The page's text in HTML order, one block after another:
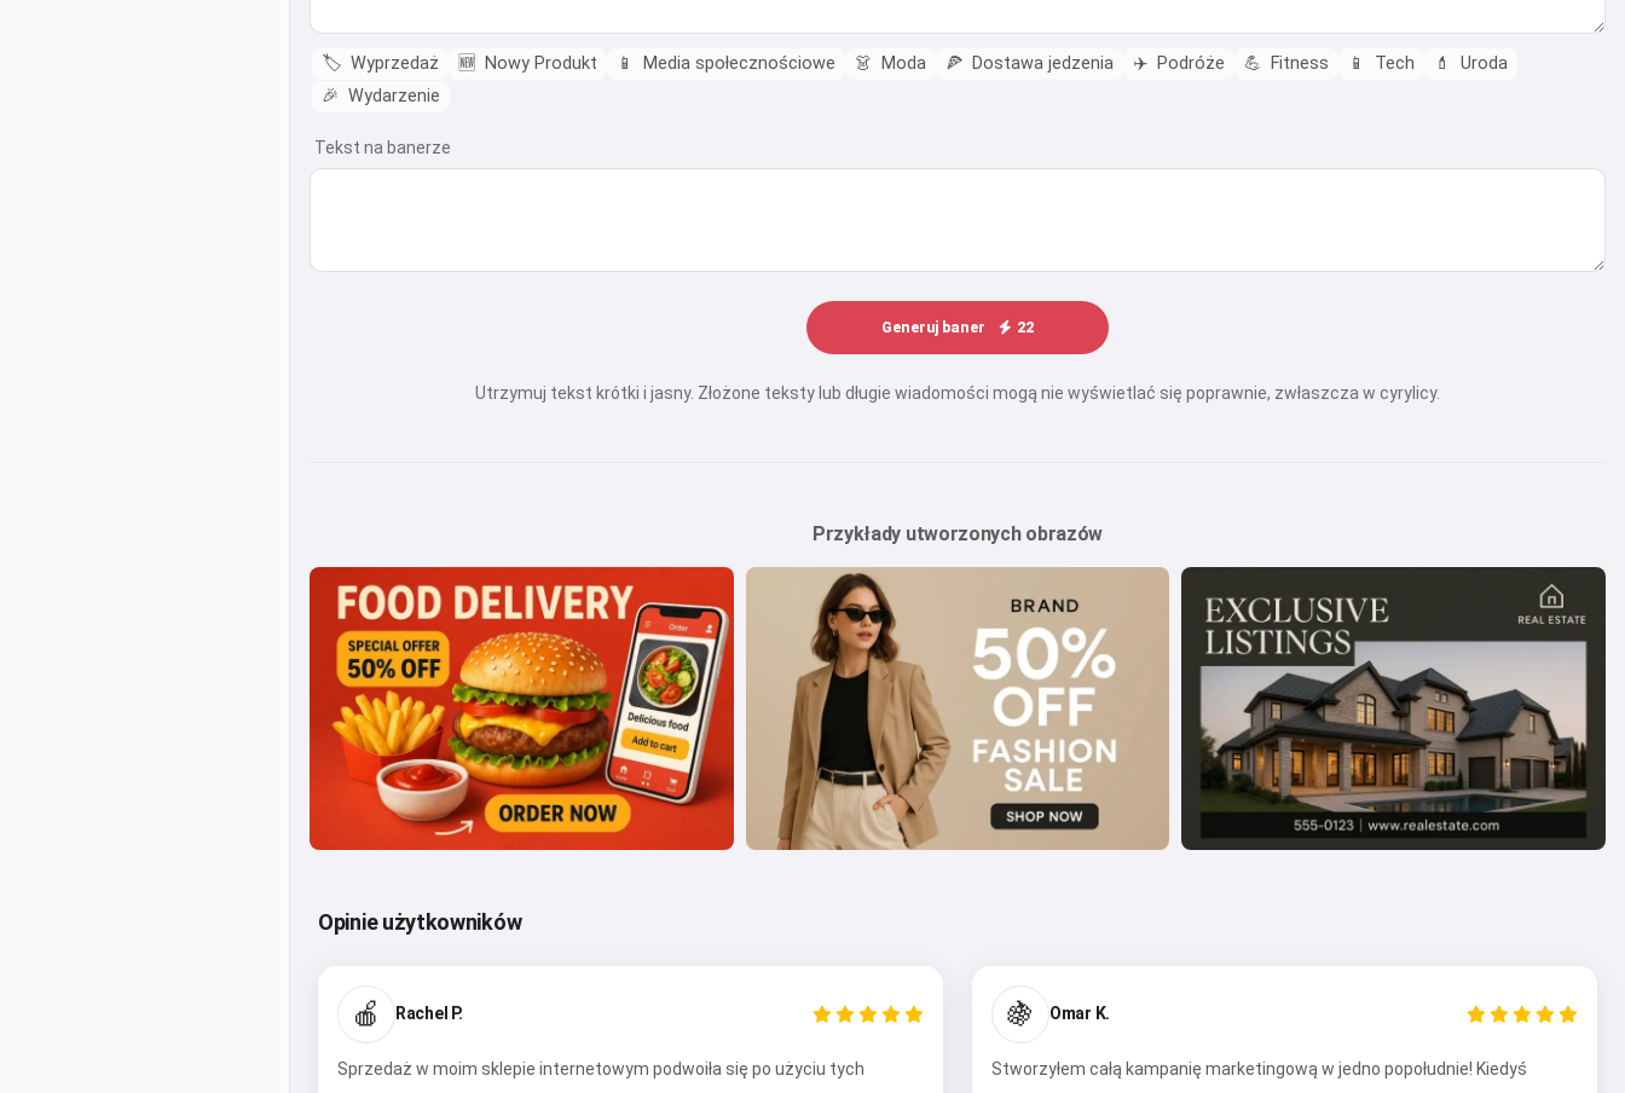
🏷️ Wyprzedaż 🆕 Nowy Produkt 📱 Media społecznościowe 👗 Moda 🍕 Dostawa jedzenia ✈️ Podróże 💪 Fitness 📱 Tech 💄
Uroda
🎉 Wydarzenie
Tekst na banerze
Generuj baner 22
Utrzymuj tekst krótki i jasny. Złożone teksty lub długie wiadomości mogą nie wyświetlać się poprawnie, zwłaszcza w cyrylicy.
Przykłady utworzonych obrazów
Opinie użytkowników
🍎 Rachel P.
Sprzedaż w moim sklepie internetowym podwoiła się po użyciu tych
🍇 Omar K.
Stworzyłem całą kampanię marketingową w jedno popołudnie! Kiedyś